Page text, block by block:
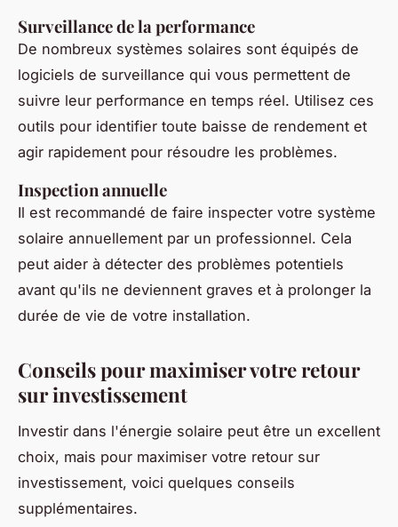
Surveillance de la performance
De nombreux systèmes solaires sont équipés de
logiciels de surveillance qui vous permettent de
suivre leur performance en temps réel. Utilisez ces
outils pour identifier toute baisse de rendement et
agir rapidement pour résoudre les problèmes.
Inspection annuelle
Il est recommandé de faire inspecter votre système
solaire annuellement par un professionnel. Cela
peut aider à détecter des problèmes potentiels
avant qu'ils ne deviennent graves et à prolonger la
durée de vie de votre installation.
Conseils pour maximiser votre retour
sur investissement
Investir dans l'énergie solaire peut être un excellent
choix, mais pour maximiser votre retour sur
investissement, voici quelques conseils
supplémentaires.